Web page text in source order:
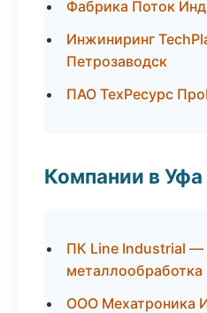
Фабрика Поток
Инжиниринг
Петрозаводск
ПАО ТехРесурс
Компании в Уфа
ПК Line Industrial —
металлообработка
ООО Мехатроника